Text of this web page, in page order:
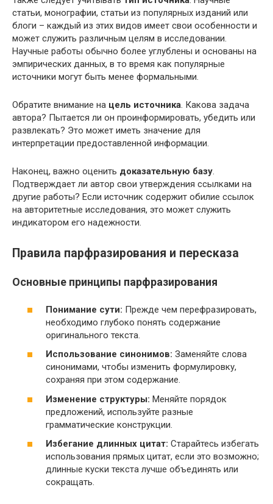
статьи, монографии, статьи из популярных изданий или
блоги – каждый из этих видов имеет свои особенности и
может служить различным целям в исследовании.
Научные работы обычно более углублены и основаны на
эмпирических данных, в то время как популярные
источники могут быть менее формальными.
Обратите внимание на цель источника. Какова задача
автора? Пытается ли он проинформировать, убедить или
развлекать? Это может иметь значение для
интерпретации предоставленной информации.
Наконец, важно оценить доказательную базу.
Подтверждает ли автор свои утверждения ссылками на
другие работы? Если источник содержит обилие ссылок
на авторитетные исследования, это может служить
индикатором его надежности.
Правила парфразирования и пересказа
Основные принципы парфразирования
Понимание сути: Прежде чем перефразировать,
необходимо глубоко понять содержание
оригинального текста.
Использование синонимов: Заменяйте слова
синонимами, чтобы изменить формулировку,
сохраняя при этом содержание.
Изменение структуры: Меняйте порядок
предложений, используйте разные
грамматические конструкции.
Избегание длинных цитат: Старайтесь избегать
использования прямых цитат, если это возможно;
длинные куски текста лучше объединять или
сокращать.